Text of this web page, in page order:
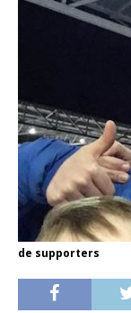
de supporters